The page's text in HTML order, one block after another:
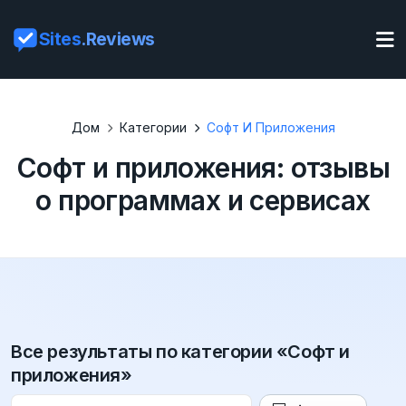
Sites.Reviews
Дом Категории Софт И Приложения
Софт и приложения: отзывы
о программах и сервисах
Все результаты по категории «Софт и
приложения»